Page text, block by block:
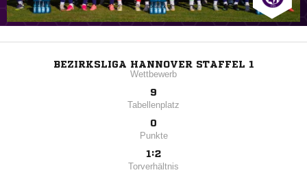
BEZIRKSLIGA HANNOVER STAFFEL 1
Wettbewerb
9
Tabellenplatz
0
Punkte
1:2
Torverhältnis